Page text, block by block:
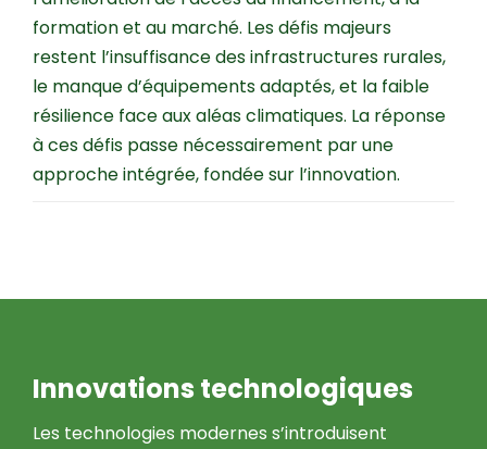
formation et au marché. Les défis majeurs
restent l’insuffisance des infrastructures rurales,
le manque d’équipements adaptés, et la faible
résilience face aux aléas climatiques. La réponse
à ces défis passe nécessairement par une
approche intégrée, fondée sur l’innovation.
Innovations technologiques
Les technologies modernes s’introduisent